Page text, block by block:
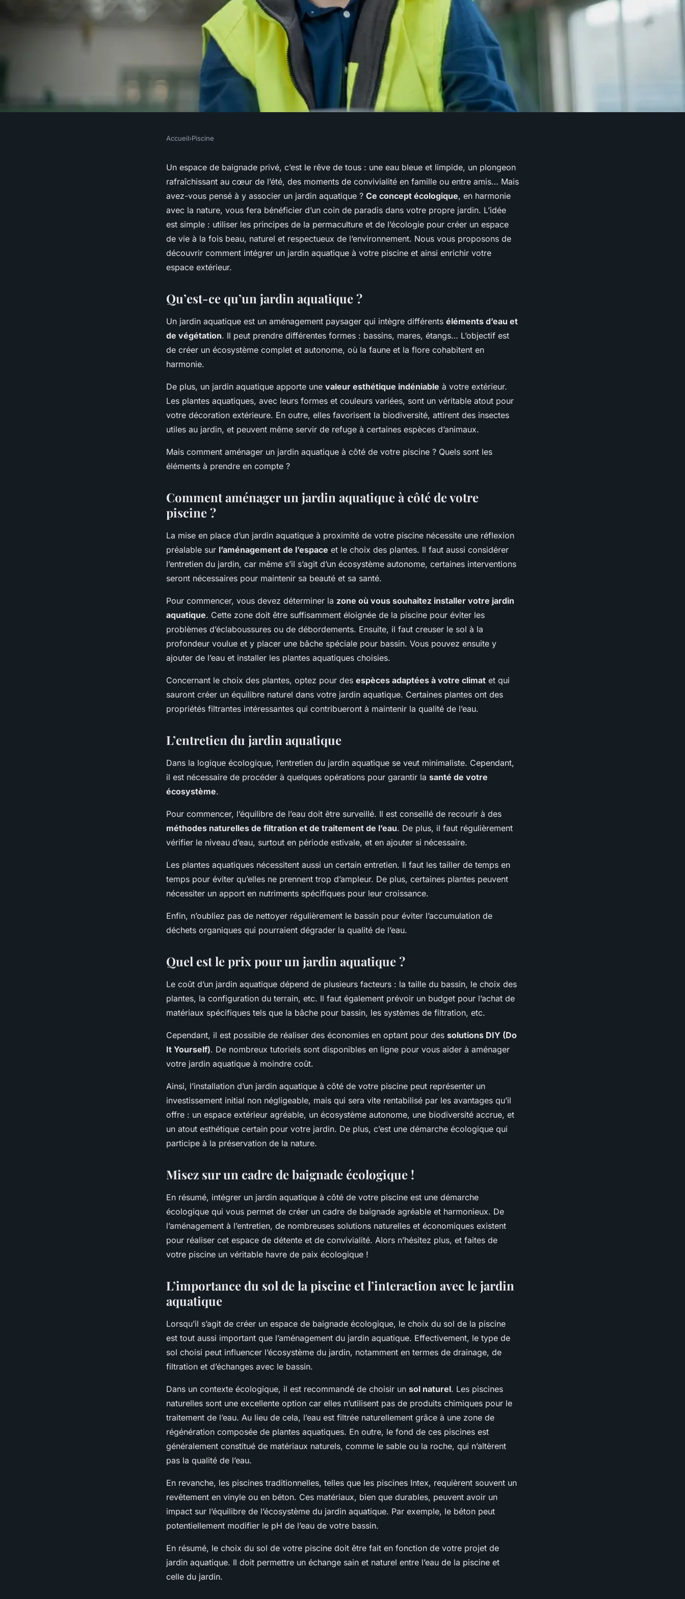
Comment intégrer un jardin aquatique
écologique à côté de votre piscine ?
Accueil›Piscine
Un espace de baignade privé, c’est le rêve de tous : une eau bleue et limpide, un plongeon
rafraîchissant au cœur de l’été, des moments de convivialité en famille ou entre amis… Mais
avez-vous pensé à y associer un jardin aquatique ? Ce concept écologique, en harmonie
avec la nature, vous fera bénéficier d’un coin de paradis dans votre propre jardin. L’idée
est simple : utiliser les principes de la permaculture et de l’écologie pour créer un espace
de vie à la fois beau, naturel et respectueux de l’environnement. Nous vous proposons de
découvrir comment intégrer un jardin aquatique à votre piscine et ainsi enrichir votre
espace extérieur.
Qu’est-ce qu’un jardin aquatique ?
Un jardin aquatique est un aménagement paysager qui intègre différents éléments d’eau et
de végétation. Il peut prendre différentes formes : bassins, mares, étangs… L’objectif est
de créer un écosystème complet et autonome, où la faune et la flore cohabitent en
harmonie.
De plus, un jardin aquatique apporte une valeur esthétique indéniable à votre extérieur.
Les plantes aquatiques, avec leurs formes et couleurs variées, sont un véritable atout pour
votre décoration extérieure. En outre, elles favorisent la biodiversité, attirent des insectes
utiles au jardin, et peuvent même servir de refuge à certaines espèces d’animaux.
Mais comment aménager un jardin aquatique à côté de votre piscine ? Quels sont les
éléments à prendre en compte ?
Comment aménager un jardin aquatique à côté de votre
piscine ?
La mise en place d’un jardin aquatique à proximité de votre piscine nécessite une réflexion
préalable sur l’aménagement de l’espace et le choix des plantes. Il faut aussi considérer
l’entretien du jardin, car même s’il s’agit d’un écosystème autonome, certaines interventions
seront nécessaires pour maintenir sa beauté et sa santé.
Pour commencer, vous devez déterminer la zone où vous souhaitez installer votre jardin
aquatique. Cette zone doit être suffisamment éloignée de la piscine pour éviter les
problèmes d’éclaboussures ou de débordements. Ensuite, il faut creuser le sol à la
profondeur voulue et y placer une bâche spéciale pour bassin. Vous pouvez ensuite y
ajouter de l’eau et installer les plantes aquatiques choisies.
Concernant le choix des plantes, optez pour des espèces adaptées à votre climat et qui
sauront créer un équilibre naturel dans votre jardin aquatique. Certaines plantes ont des
propriétés filtrantes intéressantes qui contribueront à maintenir la qualité de l’eau.
L’entretien du jardin aquatique
Dans la logique écologique, l’entretien du jardin aquatique se veut minimaliste. Cependant,
il est nécessaire de procéder à quelques opérations pour garantir la santé de votre
écosystème.
Pour commencer, l’équilibre de l’eau doit être surveillé. Il est conseillé de recourir à des
méthodes naturelles de filtration et de traitement de l’eau. De plus, il faut régulièrement
vérifier le niveau d’eau, surtout en période estivale, et en ajouter si nécessaire.
Les plantes aquatiques nécessitent aussi un certain entretien. Il faut les tailler de temps en
temps pour éviter qu’elles ne prennent trop d’ampleur. De plus, certaines plantes peuvent
nécessiter un apport en nutriments spécifiques pour leur croissance.
Enfin, n’oubliez pas de nettoyer régulièrement le bassin pour éviter l’accumulation de
déchets organiques qui pourraient dégrader la qualité de l’eau.
Quel est le prix pour un jardin aquatique ?
Le coût d’un jardin aquatique dépend de plusieurs facteurs : la taille du bassin, le choix des
plantes, la configuration du terrain, etc. Il faut également prévoir un budget pour l’achat de
matériaux spécifiques tels que la bâche pour bassin, les systèmes de filtration, etc.
Cependant, il est possible de réaliser des économies en optant pour des solutions DIY (Do
It Yourself). De nombreux tutoriels sont disponibles en ligne pour vous aider à aménager
votre jardin aquatique à moindre coût.
Ainsi, l’installation d’un jardin aquatique à côté de votre piscine peut représenter un
investissement initial non négligeable, mais qui sera vite rentabilisé par les avantages qu’il
offre : un espace extérieur agréable, un écosystème autonome, une biodiversité accrue, et
un atout esthétique certain pour votre jardin. De plus, c’est une démarche écologique qui
participe à la préservation de la nature.
Misez sur un cadre de baignade écologique !
En résumé, intégrer un jardin aquatique à côté de votre piscine est une démarche
écologique qui vous permet de créer un cadre de baignade agréable et harmonieux. De
l’aménagement à l’entretien, de nombreuses solutions naturelles et économiques existent
pour réaliser cet espace de détente et de convivialité. Alors n’hésitez plus, et faites de
votre piscine un véritable havre de paix écologique !
L’importance du sol de la piscine et l’interaction avec le jardin
aquatique
Lorsqu’il s’agit de créer un espace de baignade écologique, le choix du sol de la piscine
est tout aussi important que l’aménagement du jardin aquatique. Effectivement, le type de
sol choisi peut influencer l’écosystème du jardin, notamment en termes de drainage, de
filtration et d’échanges avec le bassin.
Dans un contexte écologique, il est recommandé de choisir un sol naturel. Les piscines
naturelles sont une excellente option car elles n’utilisent pas de produits chimiques pour le
traitement de l’eau. Au lieu de cela, l’eau est filtrée naturellement grâce à une zone de
régénération composée de plantes aquatiques. En outre, le fond de ces piscines est
généralement constitué de matériaux naturels, comme le sable ou la roche, qui n’altèrent
pas la qualité de l’eau.
En revanche, les piscines traditionnelles, telles que les piscines Intex, requièrent souvent un
revêtement en vinyle ou en béton. Ces matériaux, bien que durables, peuvent avoir un
impact sur l’équilibre de l’écosystème du jardin aquatique. Par exemple, le béton peut
potentiellement modifier le pH de l’eau de votre bassin.
En résumé, le choix du sol de votre piscine doit être fait en fonction de votre projet de
jardin aquatique. Il doit permettre un échange sain et naturel entre l’eau de la piscine et
celle du jardin.